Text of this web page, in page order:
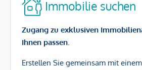
Immobilie suchen
Zugang zu exklusiven
Ihnen passen.
Erstellen Sie gemeinsam mit einem